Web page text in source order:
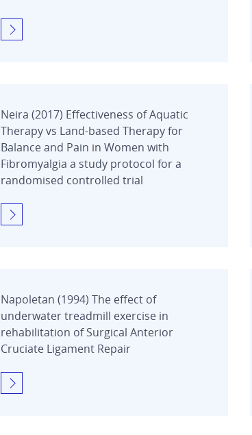
Neira (2017) Effectiveness of Aquatic
Therapy vs Land-based Therapy for
Balance and Pain in Women with
Fibromyalgia a study protocol for a
randomised controlled trial
Napoletan (1994) The effect of
underwater treadmill exercise in
rehabilitation of Surgical Anterior
Cruciate Ligament Repair